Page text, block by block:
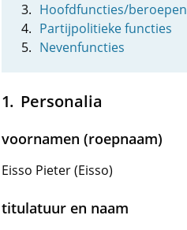
Hoofdfuncties/beroepen
Partijpolitieke functies
Nevenfuncties
Personalia
voornamen (roepnaam)
Eisso Pieter (Eisso)
titulatuur en naam